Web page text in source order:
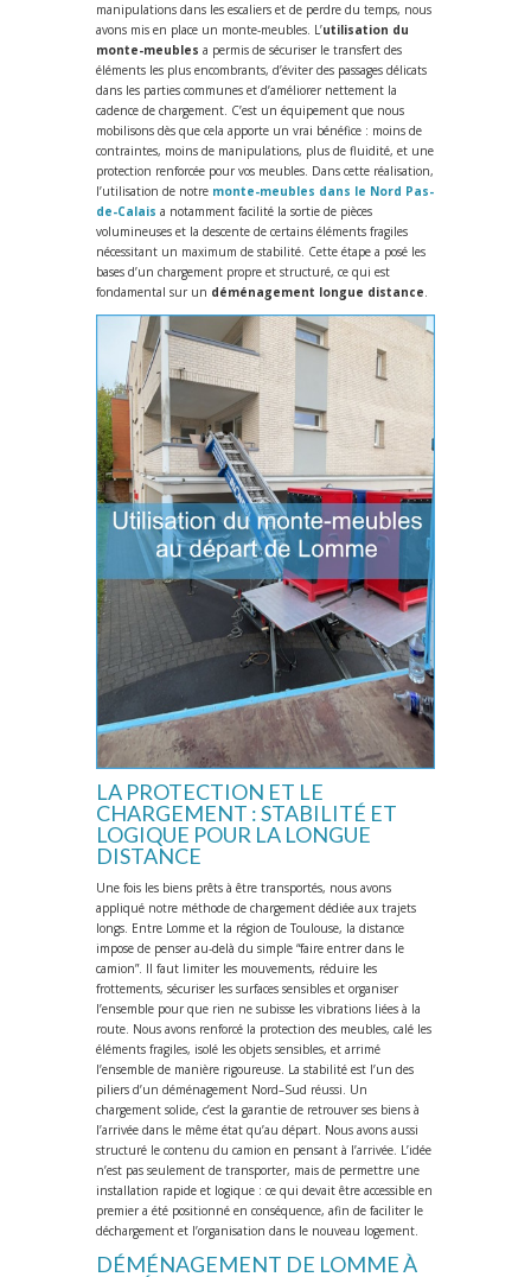
manipulations dans les escaliers et de perdre du temps, nous
avons mis en place un monte-meubles. L’utilisation du
monte-meubles a permis de sécuriser le transfert des
éléments les plus encombrants, d’éviter des passages délicats
dans les parties communes et d’améliorer nettement la
cadence de chargement. C’est un équipement que nous
mobilisons dès que cela apporte un vrai bénéfice : moins de
contraintes, moins de manipulations, plus de fluidité, et une
protection renforcée pour vos meubles. Dans cette réalisation,
l’utilisation de notre monte-meubles dans le Nord Pas-
de-Calais a notamment facilité la sortie de pièces
volumineuses et la descente de certains éléments fragiles
nécessitant un maximum de stabilité. Cette étape a posé les
bases d’un chargement propre et structuré, ce qui est
fondamental sur un déménagement longue distance.
LA PROTECTION ET LE
CHARGEMENT : STABILITÉ ET
LOGIQUE POUR LA LONGUE
DISTANCE
Une fois les biens prêts à être transportés, nous avons
appliqué notre méthode de chargement dédiée aux trajets
longs. Entre Lomme et la région de Toulouse, la distance
impose de penser au-delà du simple “faire entrer dans le
camion”. Il faut limiter les mouvements, réduire les
frottements, sécuriser les surfaces sensibles et organiser
l’ensemble pour que rien ne subisse les vibrations liées à la
route. Nous avons renforcé la protection des meubles, calé les
éléments fragiles, isolé les objets sensibles, et arrimé
l’ensemble de manière rigoureuse. La stabilité est l’un des
piliers d’un déménagement Nord–Sud réussi. Un
chargement solide, c’est la garantie de retrouver ses biens à
l’arrivée dans le même état qu’au départ. Nous avons aussi
structuré le contenu du camion en pensant à l’arrivée. L’idée
n’est pas seulement de transporter, mais de permettre une
installation rapide et logique : ce qui devait être accessible en
premier a été positionné en conséquence, afin de faciliter le
déchargement et l’organisation dans le nouveau logement.
DÉMÉNAGEMENT DE LOMME À